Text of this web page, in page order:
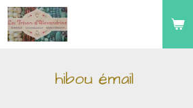
hibou émail